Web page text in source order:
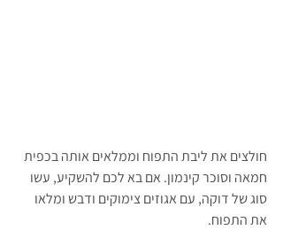
חולצים את ליבת התפוח וממלאים אותה בכפית
חמאה וסוכר קינמון. אם בא לכם להשקיע, עשו
סוג של דוקה, עם אגוזים צימוקים ודבש ומלאו
את התפוח.